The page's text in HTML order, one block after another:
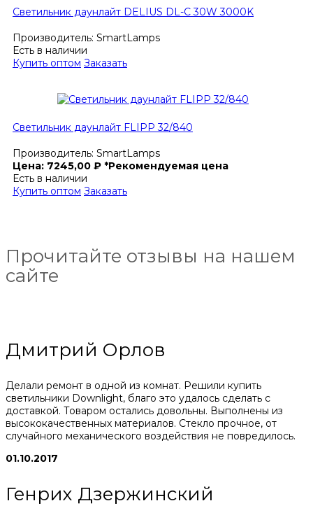
Светильник даунлайт DELIUS DL-C 30W 3000K
Производитель: SmartLamps
Есть в наличии
Купить оптом Заказать
Светильник даунлайт FLIPP 32/840
Производитель: SmartLamps
Цена: 7245,00 ₽ *Рекомендуемая цена
Есть в наличии
Купить оптом Заказать
Прочитайте отзывы на нашем
сайте
Дмитрий Орлов
Делали ремонт в одной из комнат. Решили купить
светильники Downlight, благо это удалось сделать с
доставкой. Товаром остались довольны. Выполнены из
высококачественных материалов. Стекло прочное, от
случайного механического воздействия не повредилось.
01.10.2017
Генрих Дзержинский